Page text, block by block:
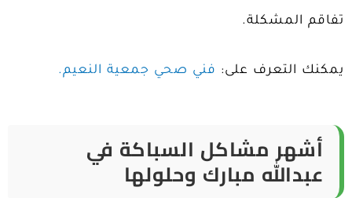
تفاقم المشكلة.
يمكنك التعرف على: فني صحي جمعية النعيم.
أشهر مشاكل السباكة في
عبدالله مبارك وحلولها